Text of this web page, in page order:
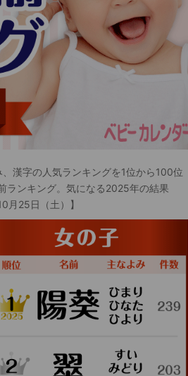
漢字の人気ランキングを1位から100位
ランキング。気になる2025年の結果
月25日（土）】